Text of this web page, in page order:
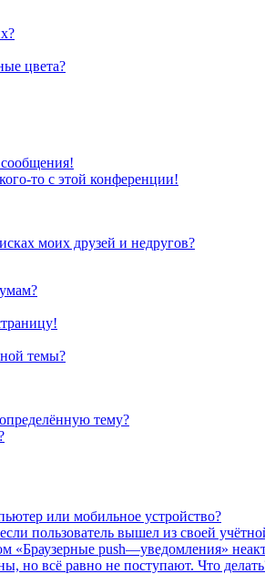
цвета?
то с этой конференции!
моих друзей и недругов?
темы?
тему?
или мобильное устройство?
пользователь вышел из своей
«Браузерные push—уведомления»
но всё равно не поступают. Что